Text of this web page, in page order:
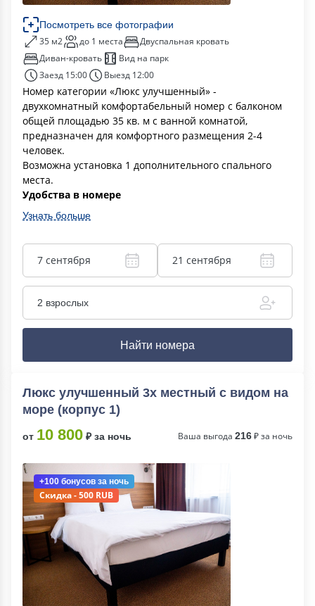
Посмотреть все фотографии
35 м2 до 1 места
Двуспальная кровать
Диван-кровать
Вид на парк
Заезд 15:00
Выезд 12:00
Номер категории «Люкс улучшенный» -
двухкомнатный комфортабельный номер с балконом
общей площадью 35 кв. м с ванной комнатой,
предназначен для комфортного размещения 2-4
человек.
Возможна установка 1 дополнительного спального
места.
Удобства в номере
Узнать больше
7 сентября 21 сентября
2 взрослых
Найти номера
Люкс улучшенный 3х местный с видом на
море (корпус 1)
от 10 800 ₽ за ночь Ваша выгода 216₽ за ночь
+100 бонусов за ночь
Скидка - 500 RUB